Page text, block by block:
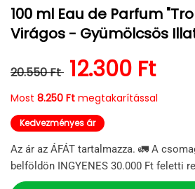
100 ml Eau de Parfum
Virágos - Gyümölcsös
Normál ár
20.550 Ft 12.300 Ft
Most 8.250 Ft megtakarítással
Kedvezményes ár
Az ár az ÁFÁT tartalmazza. 🚛 A
belföldön INGYENES 30.000 Ft feletti